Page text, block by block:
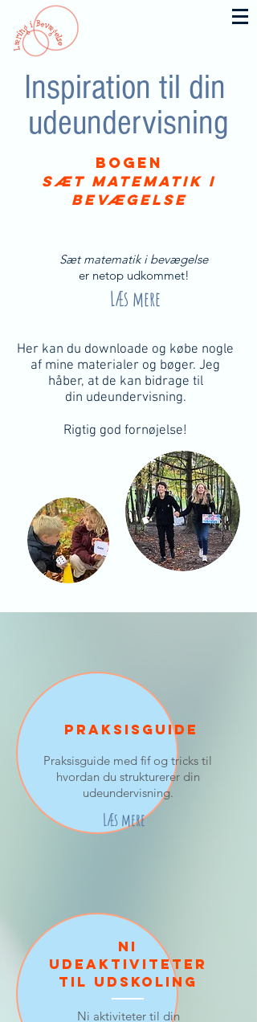
Inspiration til din
udeundervisning
Bogen
Sæt matematik i
bevægelse
Sæt matematik i bevægelse
er netop udkommet!
Læs mere
Her kan du downloade og købe nogle
af mine materialer og bøger. Jeg
håber, at de kan bidrage til
din udeundervisning.
Rigtig god fornøjelse!
Praksisguide
Praksisguide med fif og tricks til
hvordan du strukturerer din
udeundervisning.
Læs mere
Ni aktiviteter til din
Ni
udeaktiviteter
til udskoling